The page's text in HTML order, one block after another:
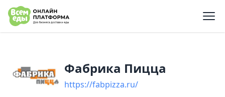
Фабрика Пицц‪а‬
https://fabpizza.ru/
menu